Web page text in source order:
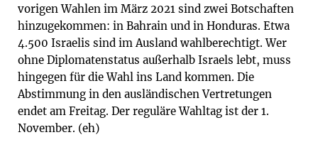
vorigen Wahlen im März 2021 sind zwei Botschaften
hinzugekommen: in Bahrain und in Honduras. Etwa
4.500 Israelis sind im Ausland wahlberechtigt. Wer
ohne Diplomatenstatus außerhalb Israels lebt, muss
hingegen für die Wahl ins Land kommen. Die
Abstimmung in den ausländischen Vertretungen
endet am Freitag. Der reguläre Wahltag ist der 1.
November. (eh)